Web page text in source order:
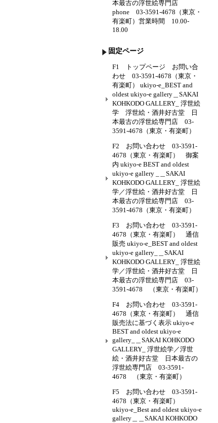
本最古の浮世絵専門店
phone 03-3591-4678（東京・
有楽町）営業時間 10.00-
18.00
固定ページ
F1 トップページ お問い合
わせ 03-3591-4678（東京・
有楽町） ukiyo-e_BEST and
oldest ukiyo-e gallery＿SAKAI
KOHKODO GALLERY_ 浮世絵
学 浮世絵・酒井好古堂 日
本最古の浮世絵専門店 03-
3591-4678（東京・有楽町）
F2 お問い合わせ 03-3591-
4678（東京・有楽町） 御案
内 ukiyo-e BEST and oldest
ukiyo-e gallery _＿SAKAI
KOHKODO GALLERY_ 浮世絵
学／浮世絵・酒井好古堂 日
本最古の浮世絵専門店 03-
3591-4678（東京・有楽町）
F3 お問い合わせ 03-3591-
4678（東京・有楽町） 通信
販売 ukiyo-e_BEST and oldest
ukiyo-e gallery_＿SAKAI
KOHKODO GALLERY_ 浮世絵
学／浮世絵・酒井好古堂 日
本最古の浮世絵専門店 03-
3591-4678 （東京・有楽町）
F4 お問い合わせ 03-3591-
4678（東京・有楽町） 通信
販売法に基づく表示 ukiyo-e
BEST and oldest ukiyo-e
gallery_＿SAKAI KOHKODO
GALLERY_ 浮世絵学／浮世
絵・酒井好古堂 日本最古の
浮世絵専門店 03-3591-
4678 （東京・有楽町）
F5 お問い合わせ 03-3591-
4678（東京・有楽町）
ukiyo-e_Best and oldest ukiyo-e
gallery＿＿SAKAI KOHKODO